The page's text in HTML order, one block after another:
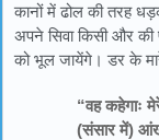
कानों में ढोल की तरह
अपने सिवा किसी और की
को भूल जायेंगे। डर के
“वह कहेगाः
(संसार में)